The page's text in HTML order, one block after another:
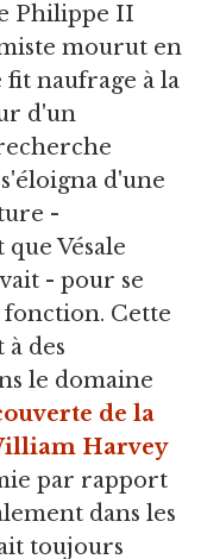
Philippe II
mourut en
fit naufrage à la
d'un
d'une
-
Vésale
- pour se
Cette
des
le domaine
de la
Harvey
par rapport
dans les
toujours